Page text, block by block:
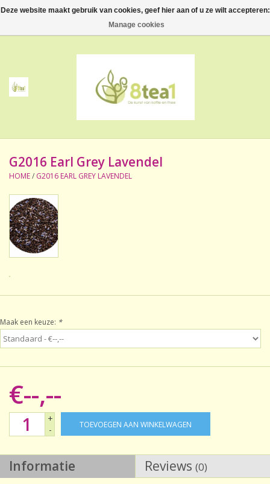
0 Artikelen - €--,--
Thee
Accessoires
NIEUW! Verpakte thee
BeppeDeli en 8tea1
Contact
Sale!
Laatste kans!
G2016 Earl Grey Lavendel
HOME/ G2016 EARL GREY LAVENDEL
Maak een keuze: *
€--,--
+
-
TOEVOEGEN AAN WINKELWAGEN
Informatie Reviews (0)
Deze website maakt gebruik van cookies, geef hier aan of u ze wilt accepteren:
Manage cookies